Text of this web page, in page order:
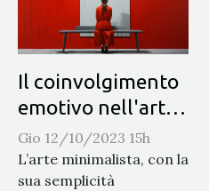
Il coinvolgimento
emotivo nell'arte
minimalista
Gio 12/10/2023 15h
L’arte minimalista, con la
sua semplicità